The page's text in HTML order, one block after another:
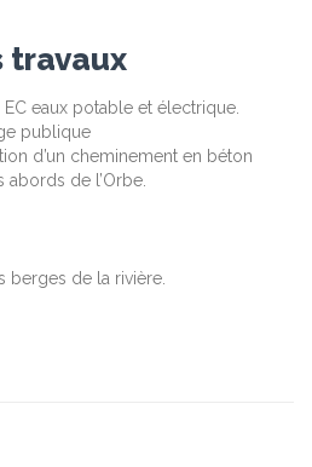
travaux
eaux potable et électrique.
publique
d’un cheminement en béton
de l’Orbe.
berges de la rivière.